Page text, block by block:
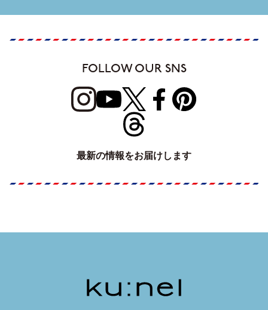
FOLLOW OUR SNS
最新の情報をお届けします